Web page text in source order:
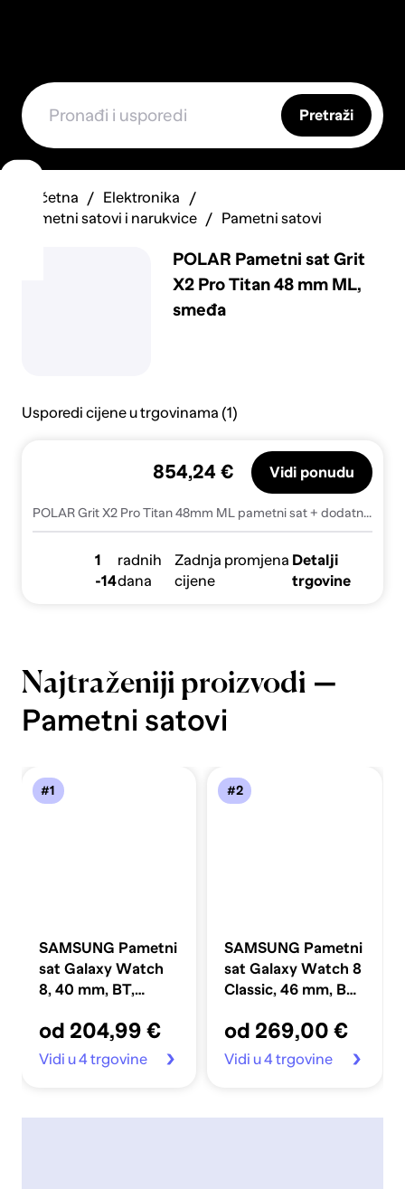
Pretraži
Početna
Elektronika
Pametni satovi i narukvice
Pametni satovi
POLAR Pametni sat Grit
X2 Pro Titan 48 mm ML,
smeđa
Usporedi cijene u trgovinama (1)
POLAR Grit X2 Pro Titan 48mm ML pametni sat + dodatni remen
854,24 € Vidi ponudu
1
-14
radnih
dana
Zadnja promjena
cijene
Detalji
trgovine
Najtraženiji proizvodi —
Pametni satovi
#1
SAMSUNG Pametni
sat Galaxy Watch
8, 40 mm, BT,
L320NDAAEUE)
od 204,99 €
Vidi u 4 trgovine
#2
SAMSUNG Pametni
sat Galaxy Watch 8
Classic, 46 mm, BT,
L500NZKAEUE)
od 269,00 €
Vidi u 4 trgovine